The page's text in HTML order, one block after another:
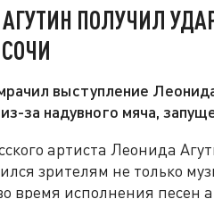
АГУТИН ПОЛУЧИЛ
выступление
за надувного мяча,
артиста Леонида
зрителям не только
время исполнения песен